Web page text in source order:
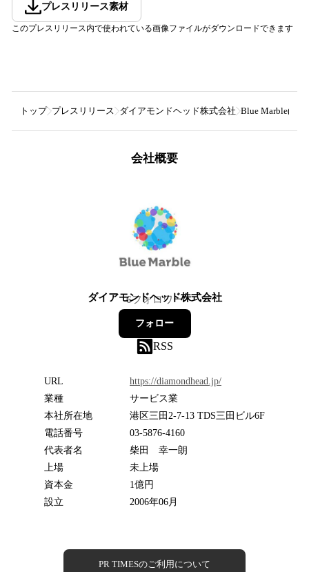
プレスリリース素材
このプレスリリース内で使われている画像ファイルがダウンロードできます
トップ プレスリリース ダイアモンドヘッド株式会社 Blue Marble(ブ
会社概要
ダイアモンドヘッド株式会社
6フォロワー
フォロー
RSS
URL
https://diamondhead.jp/
業種
サービス業
本社所在地
港区三田2-7-13 TDS三田ビル6F
電話番号
03-5876-4160
代表者名
柴田 幸一朗
上場
未上場
資本金
1億円
設立
2006年06月
PR TIMESのご利用について